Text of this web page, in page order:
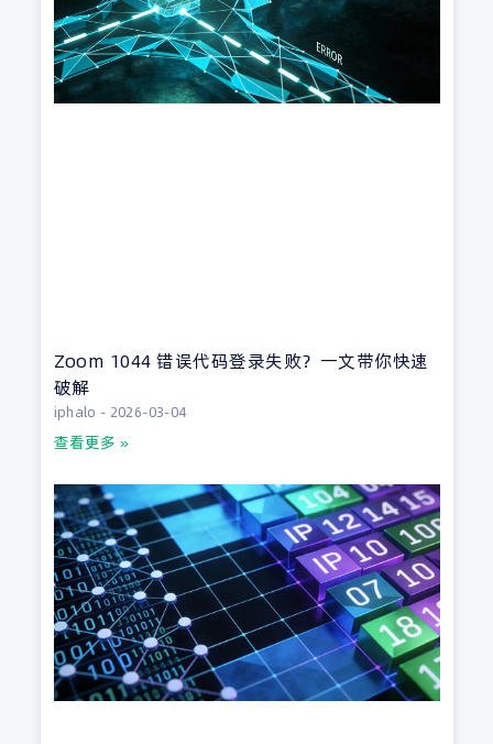
Zoom 1044 错误代码登录失败？一文带你快速
破解
iphalo 2026-03-04
查看更多 »